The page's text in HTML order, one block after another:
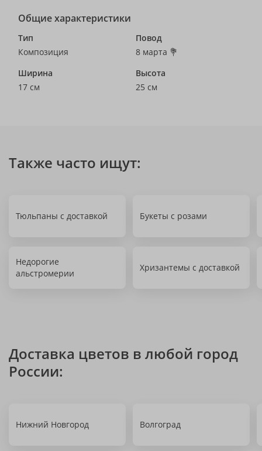
Общие характеристики
Тип
Композиция
Повод
8 марта 💐
Ширина
17 см
Высота
25 см
Также часто ищут:
Тюльпаны с доставкой Букеты с розами
Недорогие
альстромерии
Хризантемы с доставкой
Доставка цветов в любой город
России:
Нижний Новгород Волгоград